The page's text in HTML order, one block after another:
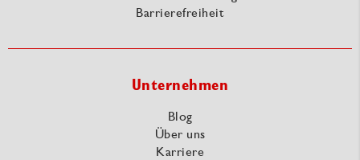
Barrierefreiheit
Unternehmen
Blog
Über uns
Karriere